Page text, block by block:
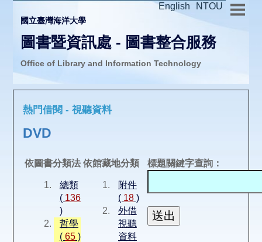
NTOU
English
國立臺灣海洋大學
圖書暨資訊處 - 圖書整合服務
Office of Library and Information Technology
推廣活動
圖書互借
線上報名
申請表單
熱門借閱 - 視聽資料
DVD
依圖書分類法
總類
( 136
)
哲學
( 65)
依館藏地分類
附件
( 18)
外借
視聽
資料
標題關鍵字查詢：